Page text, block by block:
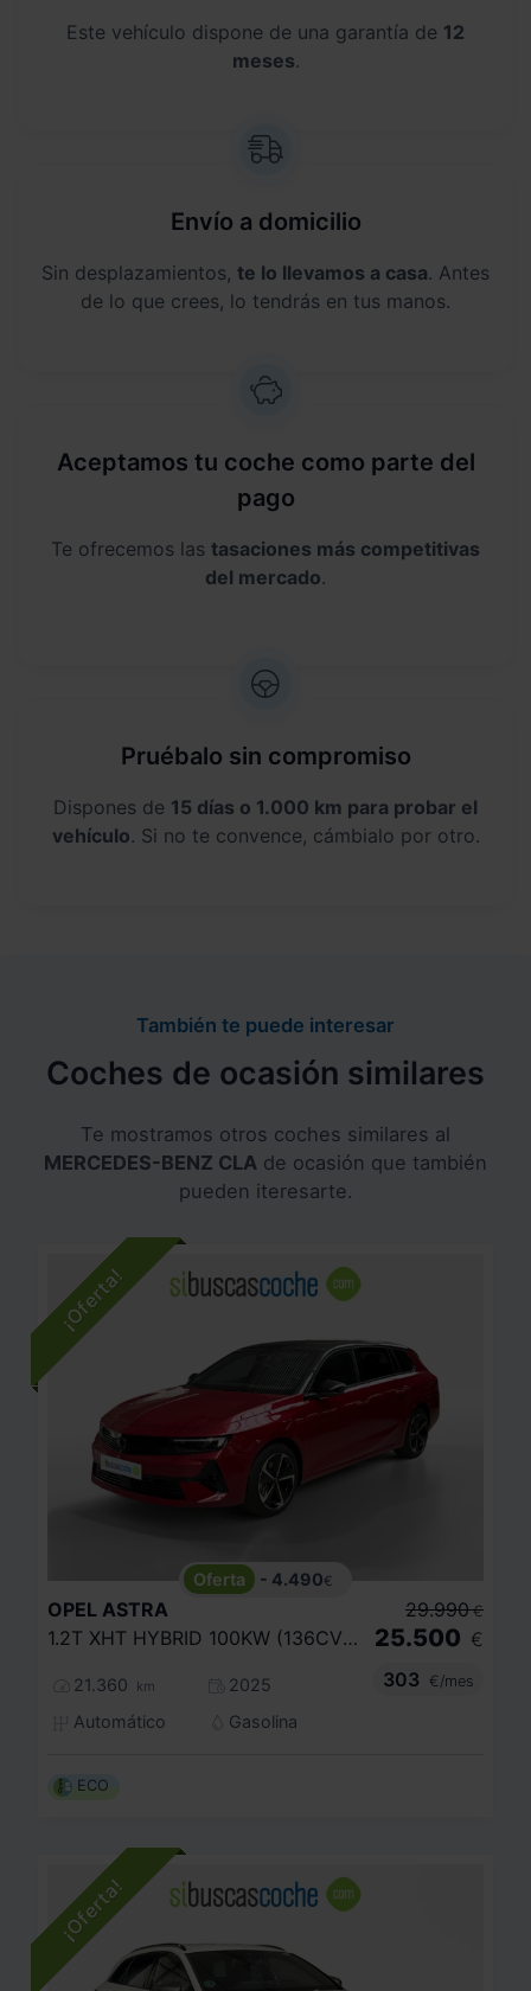
Este vehículo dispone de una garantía de 12
meses.
Envío a domicilio
Sin desplazamientos, te lo llevamos a casa. Antes
de lo que crees, lo tendrás en tus manos.
Aceptamos tu coche como parte del
pago
Te ofrecemos las tasaciones más competitivas
del mercado.
Pruébalo sin compromiso
Dispones de 15 días o 1.000 km para probar el
vehículo. Si no te convence, cámbialo por otro.
También te puede interesar
Coches de ocasión similares
Te mostramos otros coches similares al
MERCEDES-BENZ CLA de ocasión que también
pueden iteresarte.
- 4.490€
OPEL ASTRA
1.2T XHT HYBRID 100KW (136CV) GS EDCT
21.360 km
2025
Automático
Gasolina
29.990 €
25.500 €
303
€/mes
ECO